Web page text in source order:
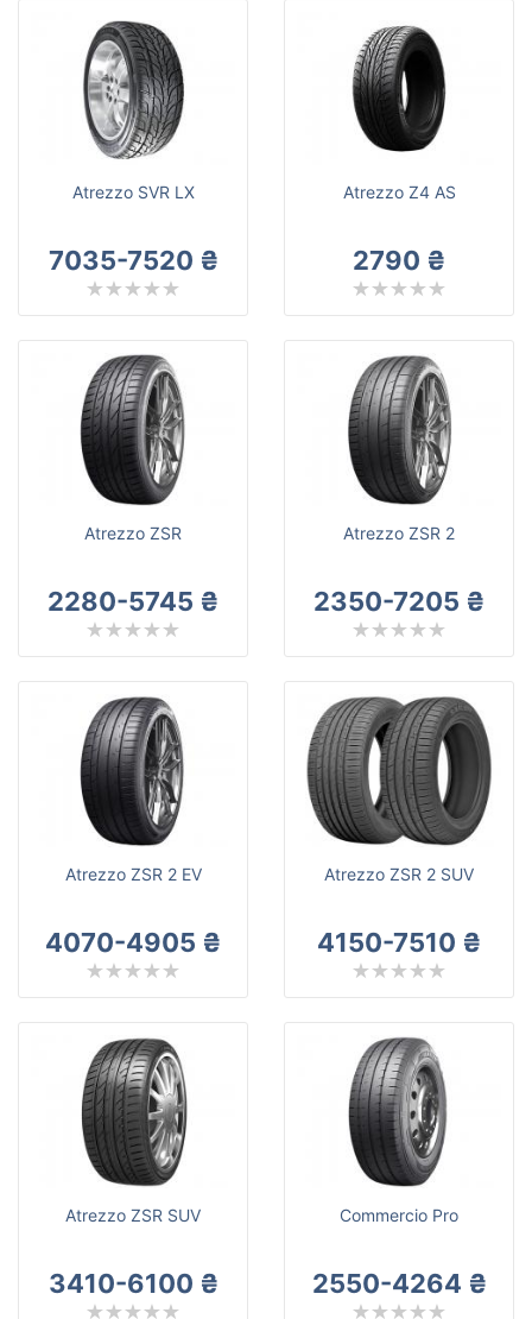
Atrezzo SVR LX
7035-7520 ₴
Atrezzo Z4 AS
2790 ₴
Atrezzo ZSR
2280-5745 ₴
Atrezzo ZSR 2
2350-7205 ₴
Atrezzo ZSR 2 EV
4070-4905 ₴
Atrezzo ZSR 2 SUV
4150-7510 ₴
Atrezzo ZSR SUV
3410-6100 ₴
Commercio Pro
2550-4264 ₴